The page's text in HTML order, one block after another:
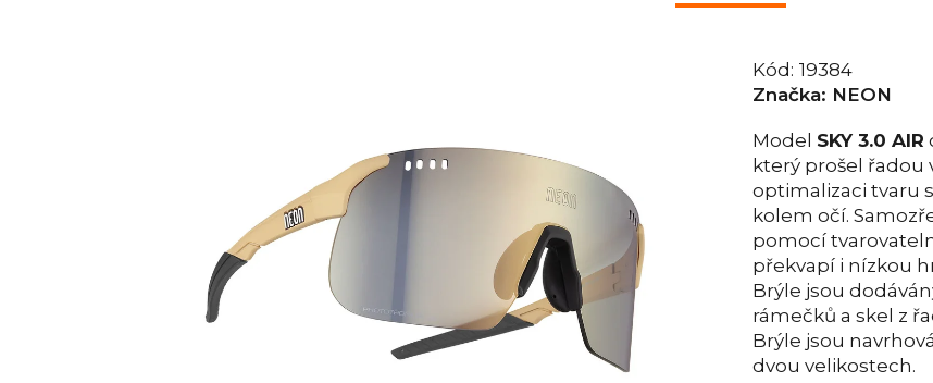
Kód: 19384
Značka: NEON
Model SKY 3.0 AIR
který prošel řadou
optimalizaci tvaru
kolem očí.
pomocí
překvapí i nízkou
Brýle jsou
rámečků a skel z
Brýle jsou
dvou velikostech.